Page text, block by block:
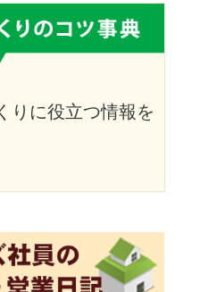
りに役立つ情報を